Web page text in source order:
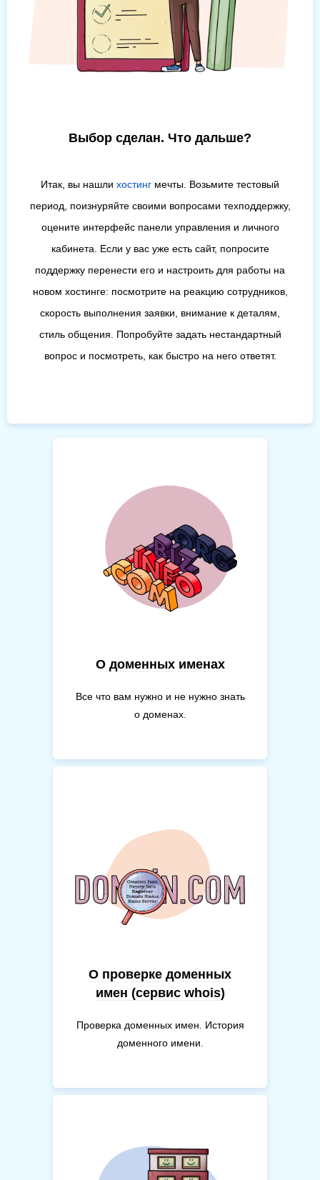
Выбор сделан. Что дальше?
Итак, вы нашли хостинг мечты. Возьмите тестовый
период, поизнуряйте своими вопросами техподдержку,
оцените интерфейс панели управления и личного
кабинета. Если у вас уже есть сайт, попросите
поддержку перенести его и настроить для работы на
новом хостинге: посмотрите на реакцию сотрудников,
скорость выполнения заявки, внимание к деталям,
стиль общения. Попробуйте задать нестандартный
вопрос и посмотреть, как быстро на него ответят.
О доменных именах
Все что вам нужно и не нужно знать
о доменах.
О проверке доменных
имен (сервис whois)
Проверка доменных имен. История
доменного имени.